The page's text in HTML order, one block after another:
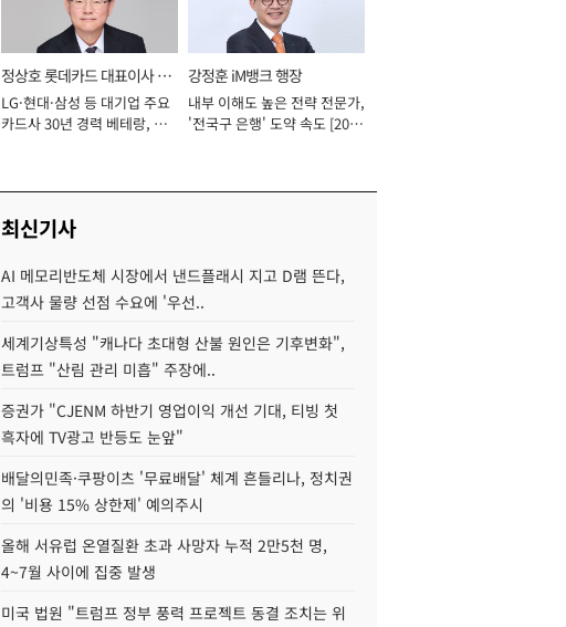
정상호 롯데카드 대표이사 사
장
LG·현대·삼성 등 대기업 주요
카드사 30년 경력 베테랑, 신
강정훈 iM뱅크 행장
내부 이해도 높은 전략 전문가,
'전국구 은행' 도약 속도 [2026
최신기사
AI 메모리반도체 시장에서 낸드플래시 지고 D램 뜬다,
고객사 물량 선점 수요에 '우선..
세계기상특성 "캐나다 초대형 산불 원인은 기후변화",
트럼프 "산림 관리 미흡" 주장에..
증권가 "CJENM 하반기 영업이익 개선 기대, 티빙 첫
흑자에 TV광고 반등도 눈앞"
배달의민족·쿠팡이츠 '무료배달' 체계 흔들리나, 정치권
의 '비용 15% 상한제' 예의주시
올해 서유럽 온열질환 초과 사망자 누적 2만5천 명,
4~7월 사이에 집중 발생
미국 법원 "트럼프 정부 풍력 프로젝트 동결 조치는 위